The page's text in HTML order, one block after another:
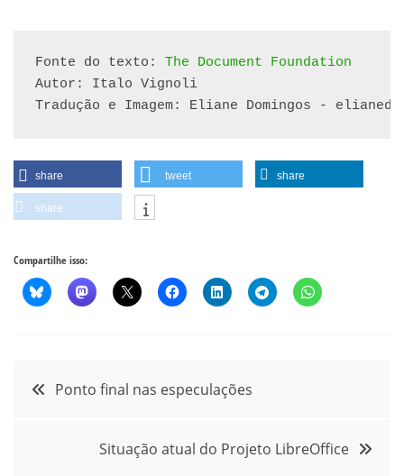
Fonte do texto: The Document Foundation
Autor: Italo Vignoli
Tradução e Imagem: Eliane Domingos -
share tweet share
share
Compartilhe isso:
Navegação
Ponto final nas especulações
Situação atual do Projeto LibreOffice